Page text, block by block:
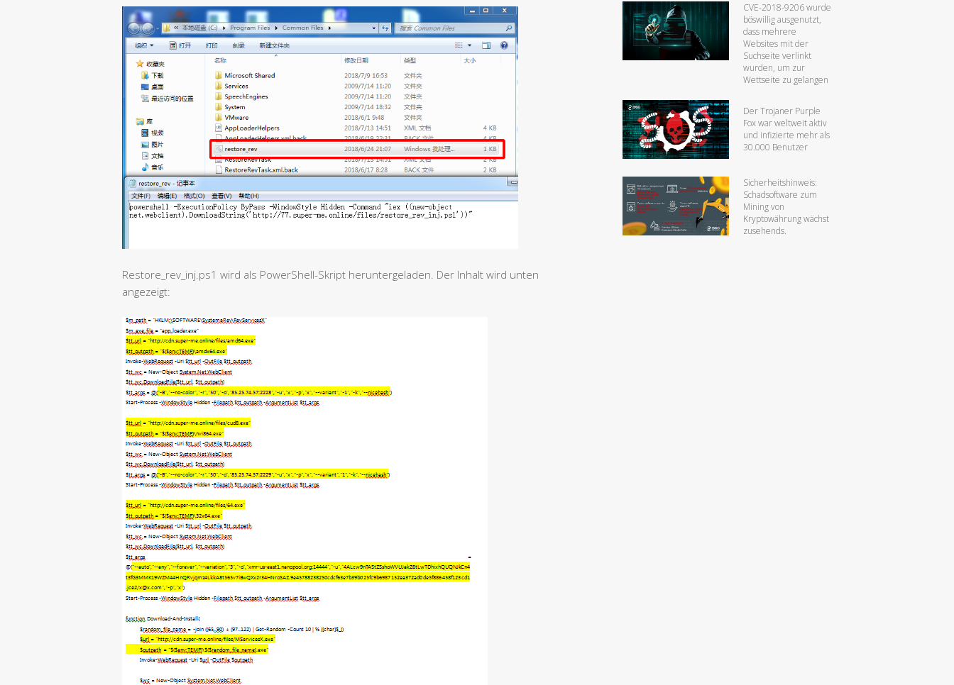
Restore_rev_inj.ps1 wird als PowerShell-Skript heruntergeladen. Der Inhalt wird unten
angezeigt:
CVE-2018-9206 wurde
böswillig ausgenutzt,
dass mehrere
Websites mit der
Suchseite verlinkt
wurden, um zur
Wettseite zu gelangen
Der Trojaner Purple
Fox war weltweit aktiv
und infizierte mehr als
30.000 Benutzer
Sicherheitshinweis:
Schadsoftware zum
Mining von
Kryptowährung wächst
zusehends.